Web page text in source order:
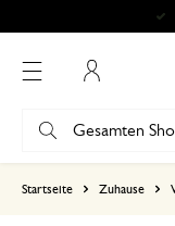
Startseite Zuhause